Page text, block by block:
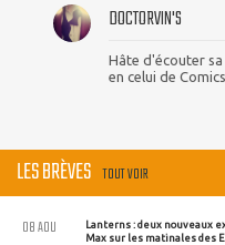
DOCTORVIN'S
Hâte d'écouter
en celui de
LES BRÈVES TOUT VOIR
Lanterns : deux nouveaux
Max sur les matinales des
08 AOU